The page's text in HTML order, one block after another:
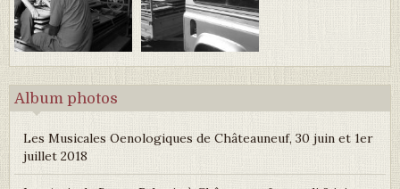
Album photos
Les Musicales Oenologiques de Châteauneuf, 30 juin et 1er
juillet 2018